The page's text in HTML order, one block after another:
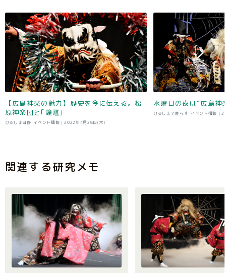
【広島神楽の魅力】歴史を今に伝える。松
原神楽団と｢鐘馗｣
ひろしま自慢･イベント情報 |2022年4月28日(木)
水曜日の夜は“広島神
ひろしまで暮らす･イベント情報 |
関連する研究メモ